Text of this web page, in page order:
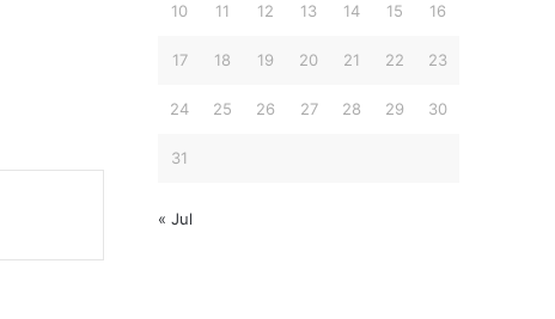
10 11 12 13 14 15 16
17 18 19 20 21 22 23
24 25 26 27 28 29 30
31
« Jul